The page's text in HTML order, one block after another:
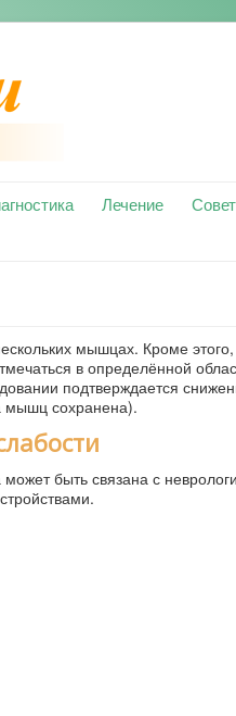
Лечение
мышцах. Кроме
в определённой
подтверждается
мышц сохранена).
быть связана с